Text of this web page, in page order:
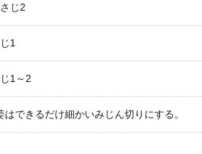
じ2
1
1～2
できるだけ細かいみじん切りにする。